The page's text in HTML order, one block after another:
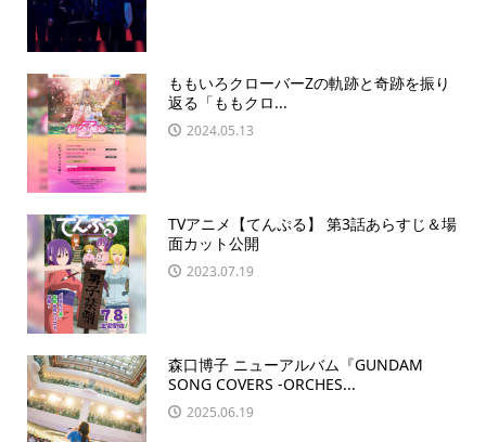
ももいろクローバーZの軌跡と奇跡を振り
返る「ももクロ...
2024.05.13
TVアニメ【てんぷる】 第3話あらすじ＆場
面カット公開
2023.07.19
森口博子 ニューアルバム『GUNDAM
SONG COVERS -ORCHES...
2025.06.19